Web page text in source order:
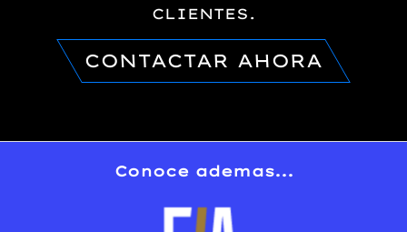
CLIENTES.
CONTACTAR AHORA
Conoce ademas...